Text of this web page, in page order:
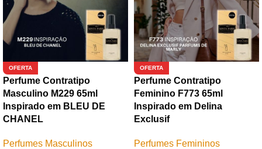
OFERTA
Perfume Contratipo
Masculino M229 65ml
Inspirado em BLEU DE
CHANEL
Perfumes Masculinos
OFERTA
Perfume Contratipo
Feminino F773 65ml
Inspirado em Delina
Exclusif
Perfumes Femininos